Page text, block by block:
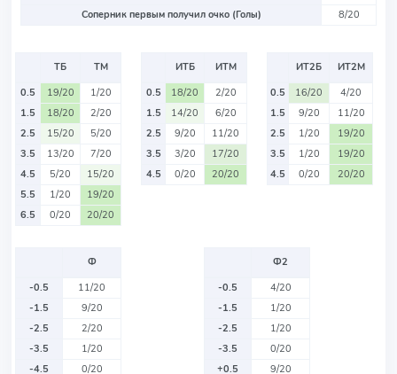
Соперник первым получил очко (Голы)
8/20
ТБ
ТМ
0.5
19/20
1/20
1.5
18/20
2/20
2.5
15/20
5/20
3.5
13/20
7/20
4.5
5/20
15/20
5.5
1/20
19/20
6.5
0/20 20/20
ИТБ
ИТМ
0.5
18/20
2/20
1.5
14/20
6/20
2.5
9/20
11/20
3.5
3/20
17/20
4.5
0/20 20/20
ИТ2Б
ИТ2М
0.5
16/20
4/20
1.5
9/20
11/20
2.5
1/20
19/20
3.5
1/20
19/20
4.5
0/20 20/20
Ф
-0.5
11/20
-1.5
9/20
-2.5
2/20
-3.5
1/20
-4.5
0/20
Ф2
-0.5
4/20
-1.5
1/20
-2.5
1/20
-3.5
0/20
+0.5
9/20